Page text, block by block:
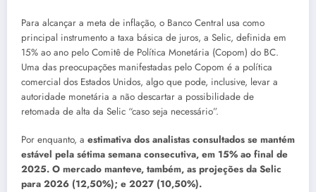
Para alcançar a meta de inflação, o Banco Central usa como
principal instrumento a taxa básica de juros, a Selic, definida em
15% ao ano pelo Comitê de Política Monetária (Copom) do BC.
Uma das preocupações manifestadas pelo Copom é a política
comercial dos Estados Unidos, algo que pode, inclusive, levar a
autoridade monetária a não descartar a possibilidade de
retomada de alta da Selic “caso seja necessário”.
Por enquanto, a estimativa dos analistas consultados se mantém
estável pela sétima semana consecutiva, em 15% ao final de
2025. O mercado manteve, também, as projeções da Selic
para 2026 (12,50%); e 2027 (10,50%).